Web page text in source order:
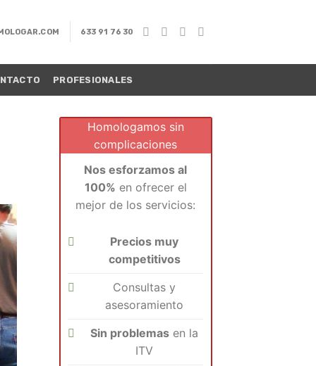
633 91 76 30
PROFESIONALES
Homologamos sin
complicaciones
Nos esforzamos al
100% en ofrecer el
mejor de los servicios:
Precios muy
competitivos
Consultas y
asesoramiento
Sin problemas en la
ITV